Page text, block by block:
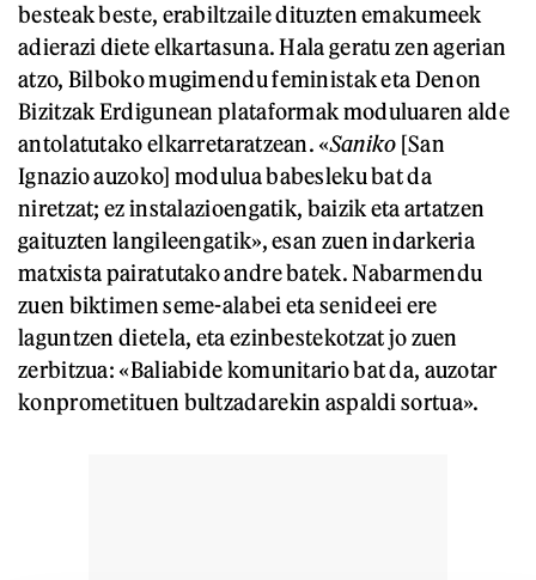
besteak beste, erabiltzaile dituzten emakumeek
adierazi diete elkartasuna. Hala geratu zen agerian
atzo, Bilboko mugimendu feministak eta Denon
Bizitzak Erdigunean plataformak moduluaren alde
antolatutako elkarretaratzean. «Saniko [San
Ignazio auzoko] modulua babesleku bat da
niretzat; ez instalazioengatik, baizik eta artatzen
gaituzten langileengatik», esan zuen indarkeria
matxista pairatutako andre batek. Nabarmendu
zuen biktimen seme-alabei eta senideei ere
laguntzen dietela, eta ezinbestekotzat jo zuen
zerbitzua: «Baliabide komunitario bat da, auzotar
konprometituen bultzadarekin aspaldi sortua».